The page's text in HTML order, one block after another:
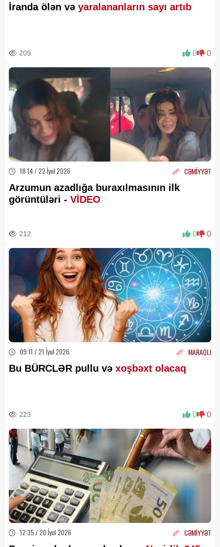
İranda ölən və yaralananların sayı artıb
209 0 0
18:14 / 22 İyul 2026 CƏMİYYƏT
Arzumun azadlığa buraxılmasının ilk
görüntüləri - VİDEO
212 0 0
09:11 / 21 İyul 2026 MARAQLI
Bu BÜRCLƏR pullu və xoşbəxt olacaq
223 0 0
12:35 / 20 İyul 2026 CƏMİYYƏT